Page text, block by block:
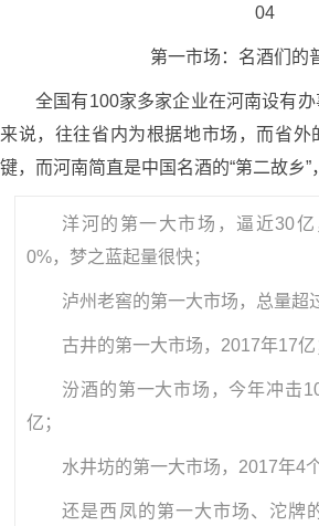
04
第一市场：名酒们的
全国有100家多家企业在河南设有
来说，往往省内为根据地市场，而省外
键，而河南简直是中国名酒的“第二故乡”
洋河的第一大市场，逼近30
0%，梦之蓝起量很快；
泸州老窖的第一大市场，总量超
古井的第一大市场，2017年17亿
汾酒的第一大市场，今年冲击
亿；
水井坊的第一大市场，2017年4
还是西凤的第一大市场、沱牌